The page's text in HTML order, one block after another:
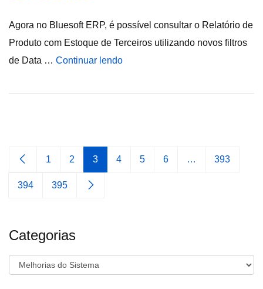
Agora no Bluesoft ERP, é possível consultar o Relatório de
Produto com Estoque de Terceiros utilizando novos filtros
de Data … Continuar lendo
1 2 3 4 5 6 … 393
394 395
Categorias
Categorias